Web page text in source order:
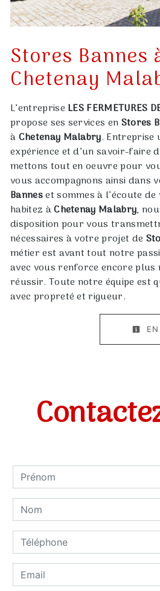
Stores Bannes
Chetenay
L’entrepriseLES FERMETURES
propose ses services enStores
àChetenay Malabry. Entreprise
expérience et d’un savoir-faire
mettons tout en oeuvre pour
vous accompagnons ainsi dans
Banneset sommes à l’écoute de
habitez àChetenay Malabry,
disposition pour vous
nécessaires à votre projet de
métier est avant tout notre
avec vous renforce encore
réussir. Toute notre équipe est
avec propreté et rigueur.